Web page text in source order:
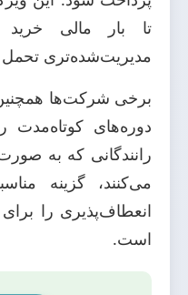
تا بار مالی
مدیریت‌شده‌تری تحمل
برخی شرکت‌ها همچنین
دوره‌های کوتاه‌مدت
رانندگانی که به
می‌کنند، گزینه
انعطاف‌پذیری را
است.